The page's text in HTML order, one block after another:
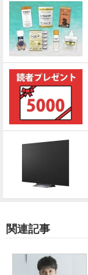
関連記事